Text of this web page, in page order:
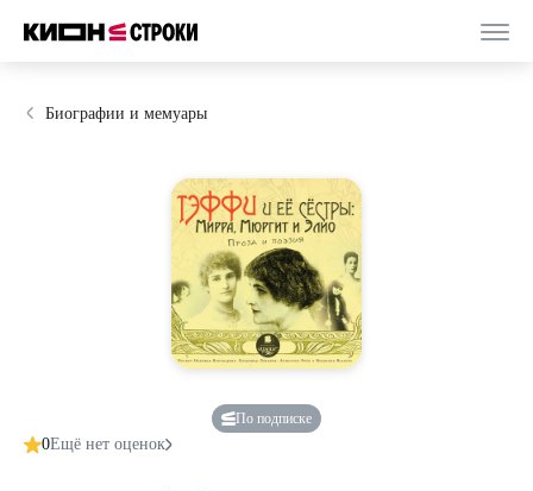
Биографии и мемуары
По подписке
0Ещё нет оценок